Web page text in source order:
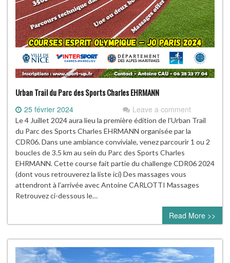
Urban Trail du Parc des Sports Charles EHRMANN
25 février 2024 Leave a comment
Le 4 Juillet 2024 aura lieu la première édition de l’Urban Trail
du Parc des Sports Charles EHRMANN organisée par la
CDR06. Dans une ambiance conviviale, venez parcourir 1 ou 2
boucles de 3.5 km au sein du Parc des Sports Charles
EHRMANN. Cette course fait partie du challenge CDR06 2024
(dont vous retrouverez la liste ici) Des massages vous
attendront à l’arrivée avec Antoine CARLOTTI Massages
Retrouvez ci-dessous le…
Read More >>